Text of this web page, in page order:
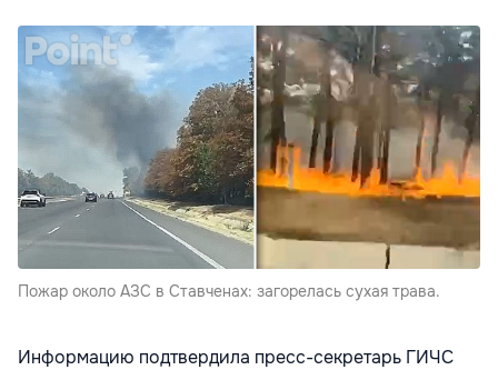
Пожар около АЗС в Ставченах: загорелась сухая трава.
Информацию подтвердила пресс-секретарь ГИЧС